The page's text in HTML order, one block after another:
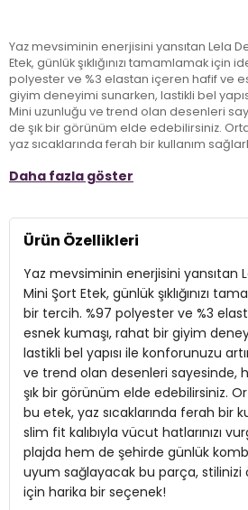
Yaz mevsiminin enerjisini yansıtan Lela
Etek, günlük şıklığınızı tamamlamak için
polyester ve %3 elastan içeren hafif ve
giyim deneyimi sunarken, lastikli bel
Mini uzunluğu ve trend olan desenleri
de şık bir görünüm elde edebilirsiniz.
yaz sıcaklarında ferah bir kullanım
kombinlerinize kolayca uyum sağlayacak
Model:Etek
Giyim Tarzı:Günlük/Casual
Desen:Desenli
Mevsim:Yazlık
Materyal:%97 Polyester %3 Elastan
Kumaş Tipi: Belirtilmemiş
Bel:Lastikli Bel
Boy:Standart
Uzunluk:Mini
Daha fazla göster
Ürün Özellikleri
Yaz mevsiminin enerjisini yansıtan
Mini Şort Etek, günlük şıklığınızı
bir tercih. %97 polyester ve %3
esnek kumaşı, rahat bir giyim
lastikli bel yapısı ile konforunuzu
ve trend olan desenleri sayesinde,
şık bir görünüm elde edebilirsiniz.
bu etek, yaz sıcaklarında ferah bir
slim fit kalıbıyla vücut hatlarınızı
plajda hem de şehirde günlük
uyum sağlayacak bu parça, stilinizi
için harika bir seçenek!